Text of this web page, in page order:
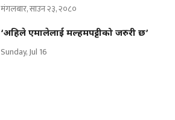
मंगलबार, साउन २३, २०८०
‘अहिले एमालेलाई मल्हमपट्टीको जरुरी छ’
Sunday, Jul 16